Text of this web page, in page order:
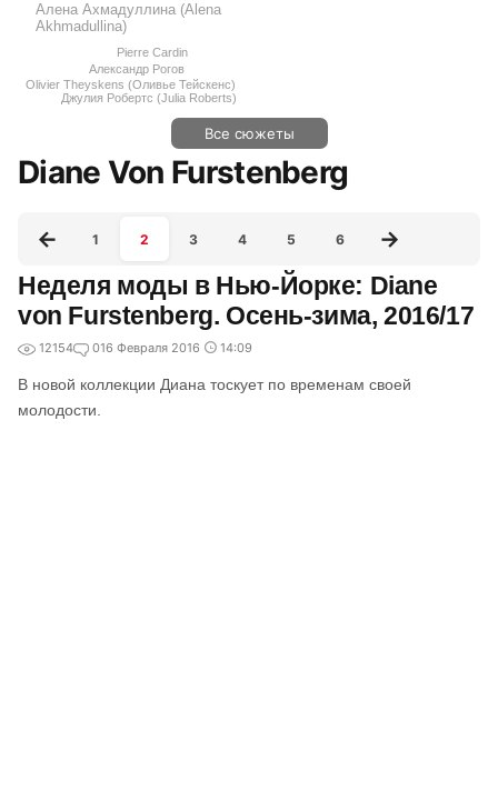
Алена Ахмадуллина (Alena
Akhmadullina)
Pierre Cardin
Александр Рогов
Olivier Theyskens (Оливье Тейскенс)
Джулия Робертс (Julia Roberts)
Все сюжеты
Diane Von Furstenberg
1 2 3 4 5 6
Неделя моды в Нью-Йорке: Diane
von Furstenberg. Осень-зима, 2016/17
12154 016 Февраля 2016 14:09
В новой коллекции Диана тоскует по временам своей
молодости.